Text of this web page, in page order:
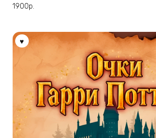
можно
выбрать
на
странице
товара.
1900р.